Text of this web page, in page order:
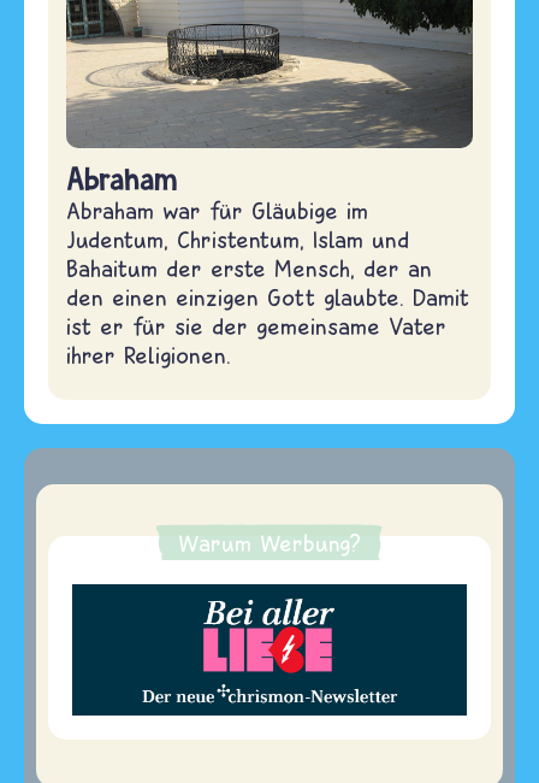
Abraham
Abraham war für Gläubige im
Judentum, Christentum, Islam und
Bahaitum der erste Mensch, der an
den einen einzigen Gott glaubte. Damit
ist er für sie der gemeinsame Vater
ihrer Religionen.
Warum Werbung?